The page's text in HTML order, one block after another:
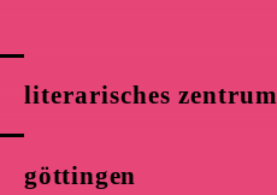
literarisches zentrum
göttingen